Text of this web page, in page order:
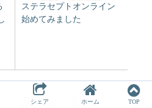
ステラセプトオンライン
始めてみました
シェア ホーム TOP